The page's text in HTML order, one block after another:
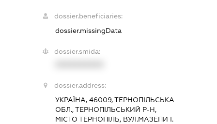
dossier.beneficiaries:
dossier.missingData
dossier.smida:
dossier.address:
УКРАЇНА, 46009, ТЕРНОПІЛЬСЬКА
ОБЛ., ТЕРНОПІЛЬСЬКИЙ Р-Н,
МІСТО ТЕРНОПІЛЬ, ВУЛ.МАЗЕПИ І.